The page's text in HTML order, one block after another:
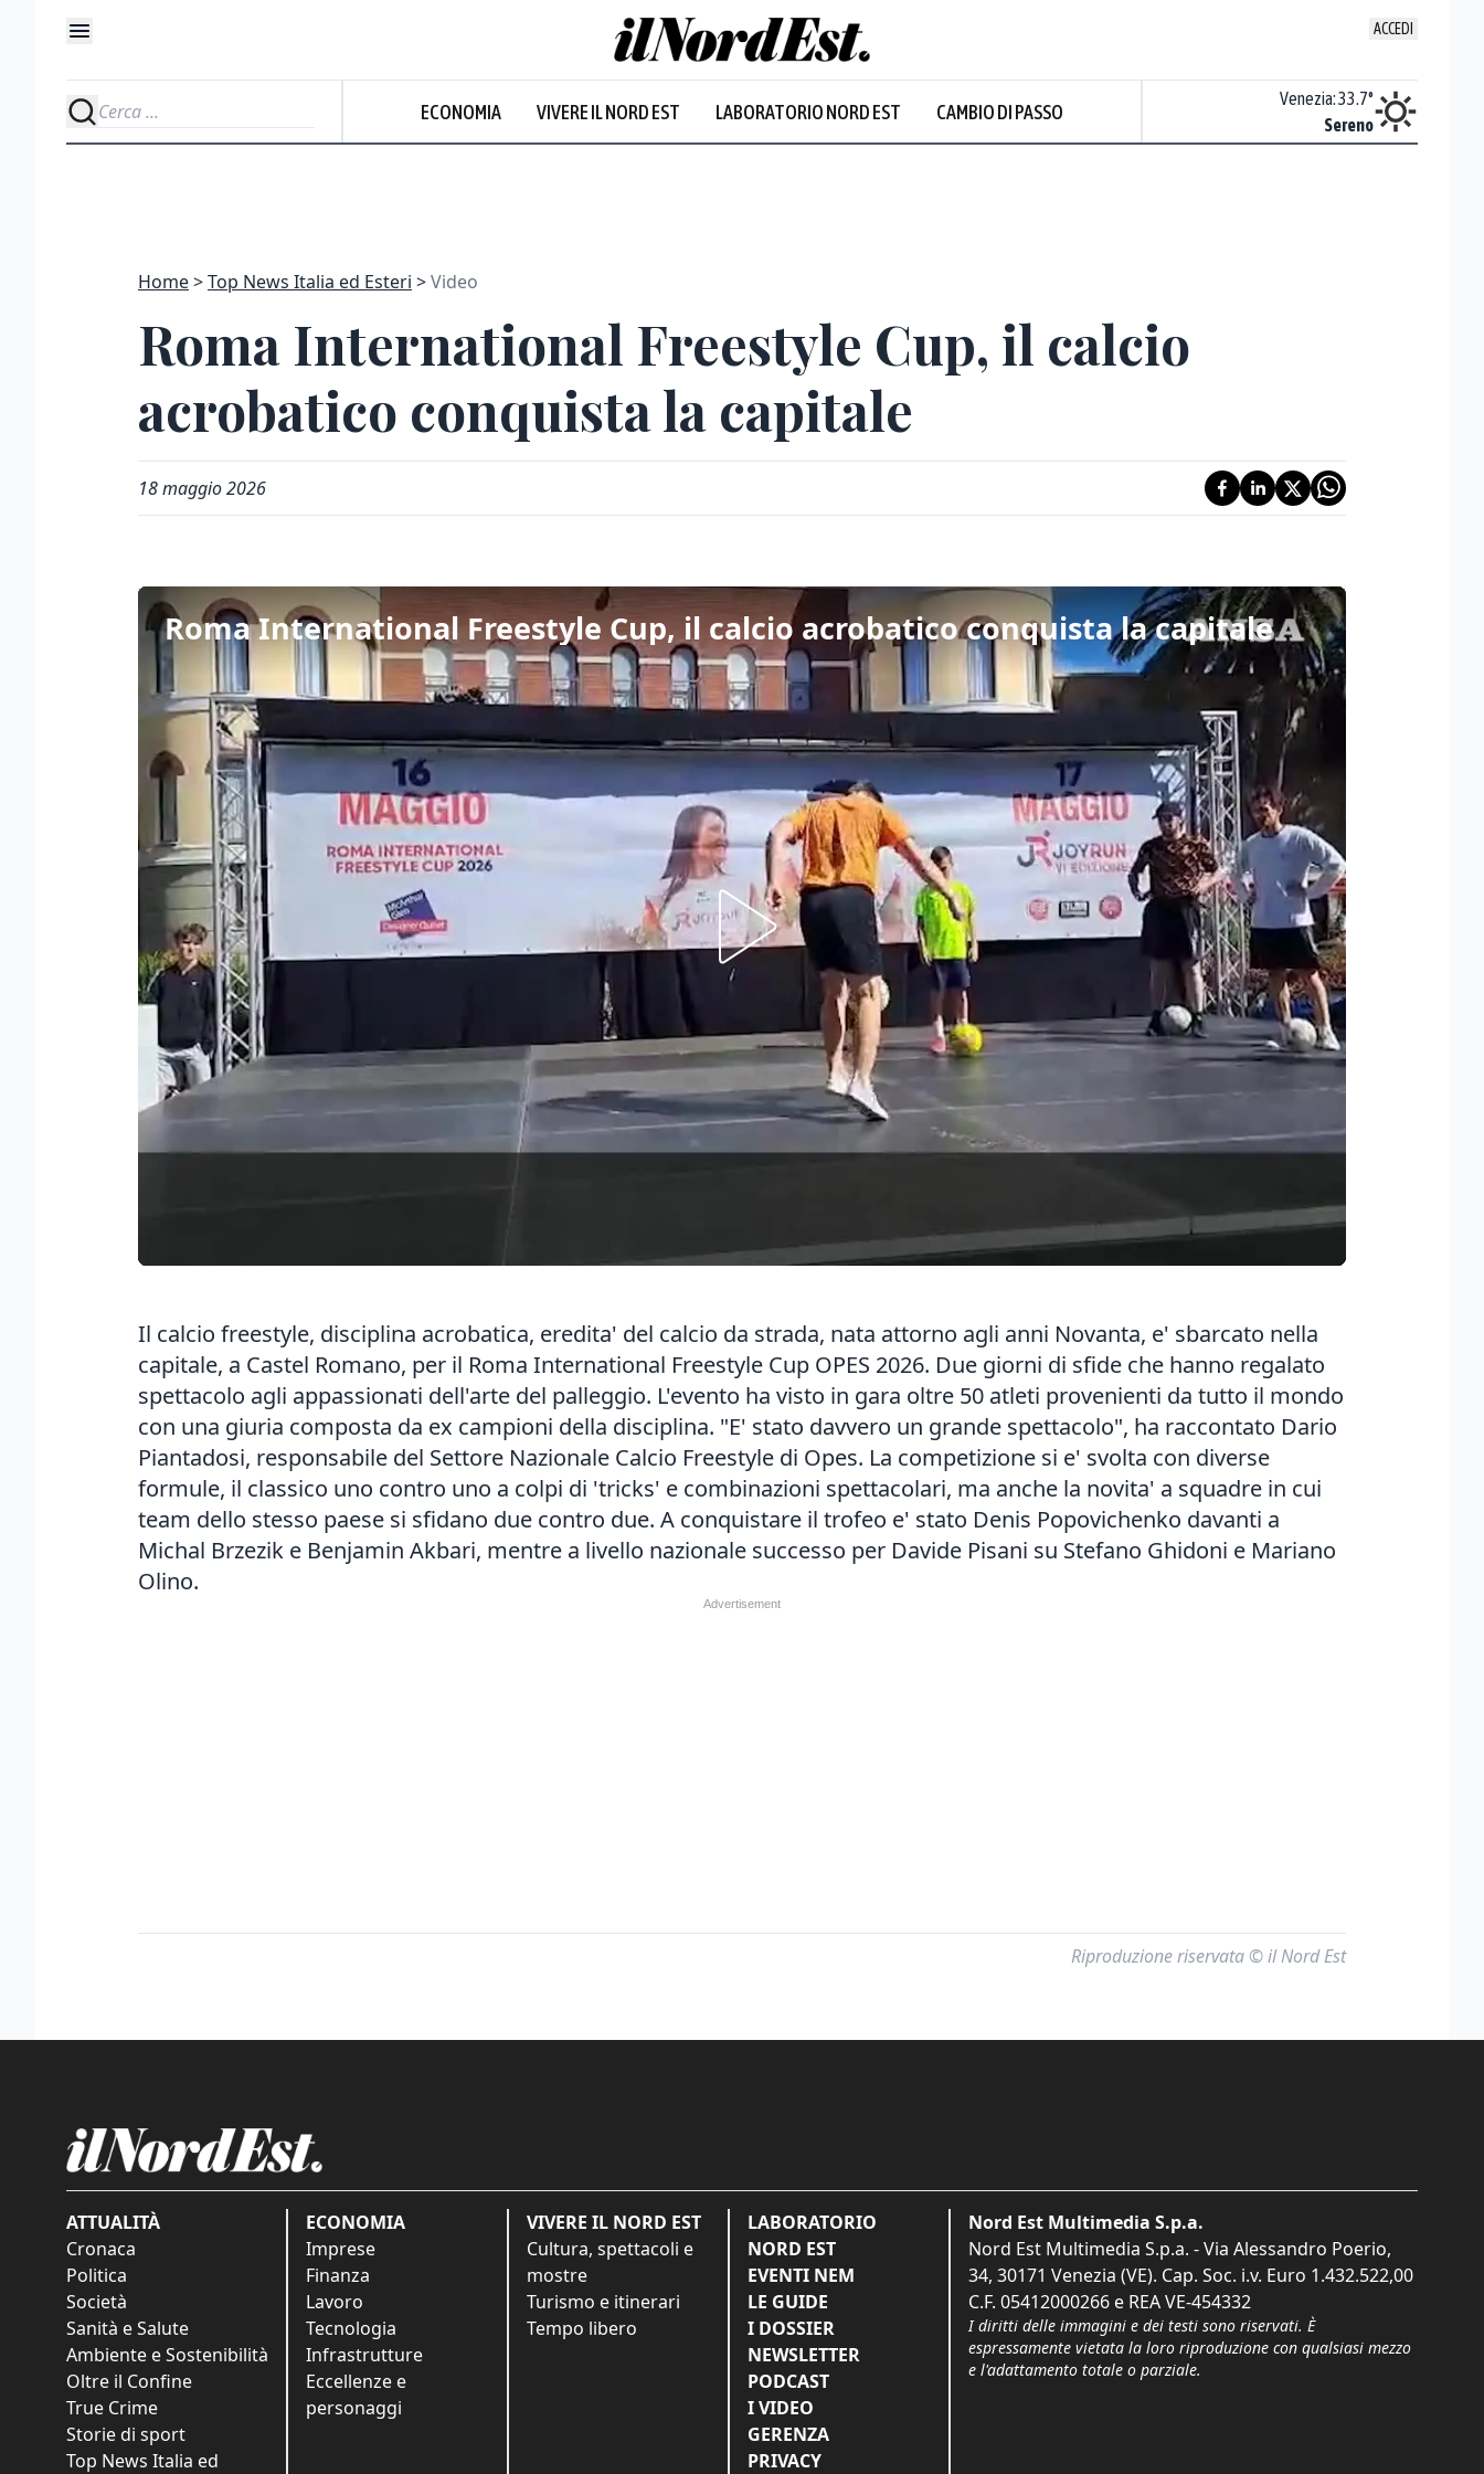
ACCEDI
ECONOMIA VIVERE IL NORD EST LABORATORIO NORD EST CAMBIO DI PASSO
Sereno
Venezia:33.7°
Sereno
Home Top News Italia ed Esteri Video
Roma International Freestyle Cup, il calcio
acrobatico conquista la capitale
18 maggio 2026
Roma International Freestyle Cup, il calcio acrobatico conquista la capitale
Il calcio freestyle, disciplina acrobatica, eredita' del calcio da strada, nata attorno agli anni Novanta, e' sbarcato nella
capitale, a Castel Romano, per il Roma International Freestyle Cup OPES 2026. Due giorni di sfide che hanno regalato
spettacolo agli appassionati dell'arte del palleggio. L'evento ha visto in gara oltre 50 atleti provenienti da tutto il mondo
con una giuria composta da ex campioni della disciplina. "E' stato davvero un grande spettacolo", ha raccontato Dario
Piantadosi, responsabile del Settore Nazionale Calcio Freestyle di Opes. La competizione si e' svolta con diverse
formule, il classico uno contro uno a colpi di 'tricks' e combinazioni spettacolari, ma anche la novita' a squadre in cui
team dello stesso paese si sfidano due contro due. A conquistare il trofeo e' stato Denis Popovichenko davanti a
Michal Brzezik e Benjamin Akbari, mentre a livello nazionale successo per Davide Pisani su Stefano Ghidoni e Mariano
Olino.
Riproduzione riservata © il Nord Est
ATTUALITÀ
Cronaca
Politica
Società
Sanità e Salute
Ambiente e Sostenibilità
Oltre il Confine
True Crime
Storie di sport
Top News Italia ed
ECONOMIA
Imprese
Finanza
Lavoro
Tecnologia
Infrastrutture
Eccellenze e
personaggi
VIVERE IL NORD EST
Cultura, spettacoli e
mostre
Turismo e itinerari
Tempo libero
LABORATORIO
NORD EST
EVENTI NEM
LE GUIDE
I DOSSIER
NEWSLETTER
PODCAST
I VIDEO
GERENZA
PRIVACY
Nord Est Multimedia S.p.a.
Nord Est Multimedia S.p.a. - Via Alessandro Poerio,
34, 30171 Venezia (VE). Cap. Soc. i.v. Euro 1.432.522,00
C.F. 05412000266 e REA VE-454332
I diritti delle immagini e dei testi sono riservati. È
espressamente vietata la loro riproduzione con qualsiasi mezzo
e l'adattamento totale o parziale.